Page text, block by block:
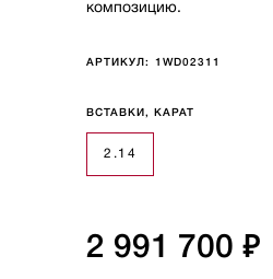
композицию.
АРТИКУЛ: 1WD02311
ВСТАВКИ, КАРАТ
2.14
2 991 700 ₽